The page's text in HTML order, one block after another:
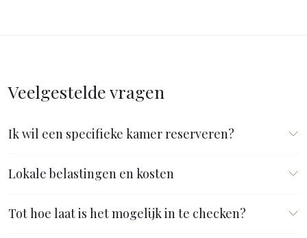
Veelgestelde vragen
Ik wil een specifieke kamer reserveren?
Lokale belastingen en kosten
Tot hoe laat is het mogelijk in te checken?